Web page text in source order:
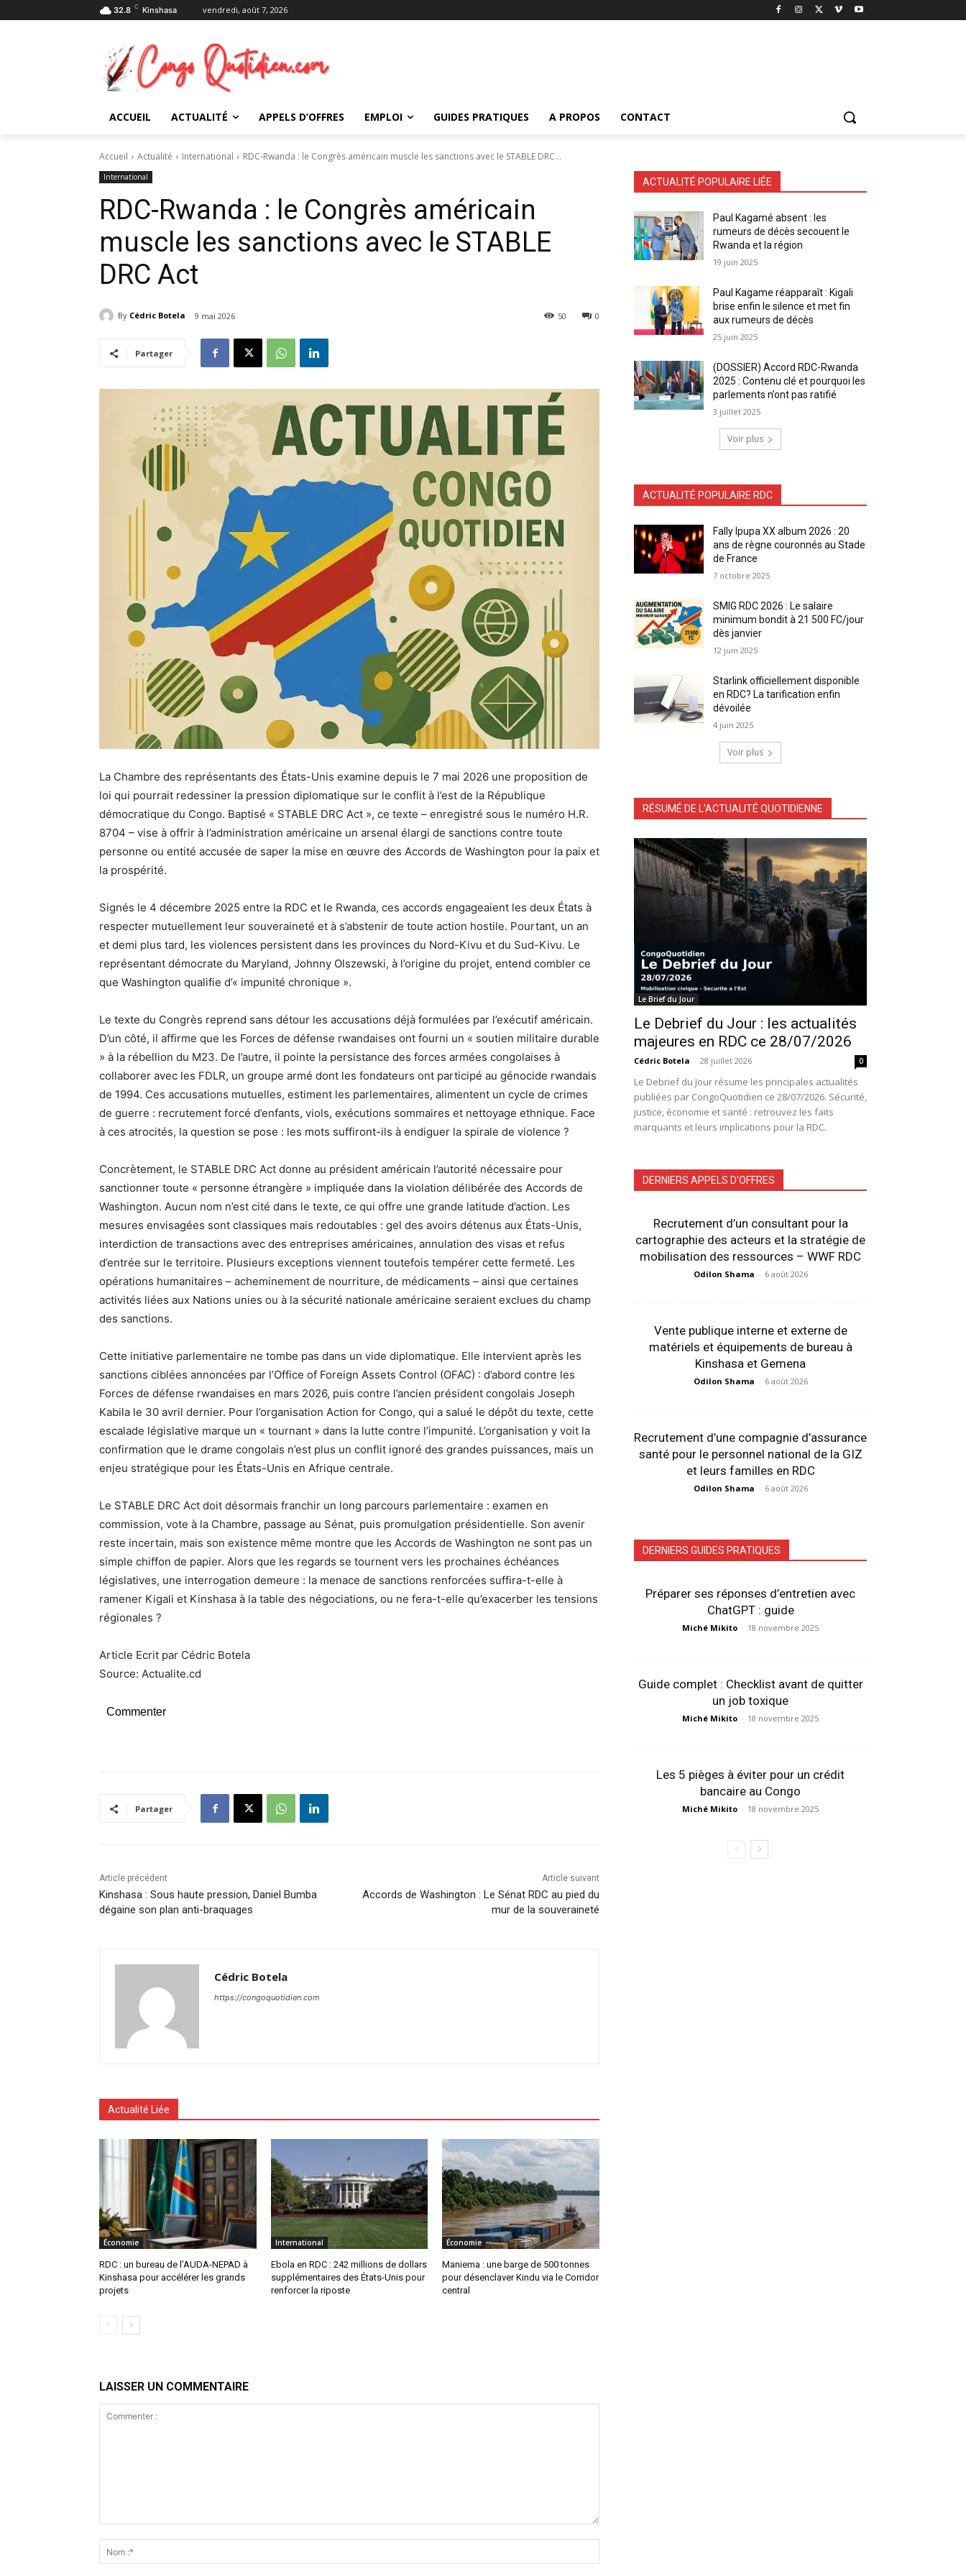
32.8 C Kinshasa vendredi, août 7, 2026
ACCUEIL ACTUALITÉ APPELS D’OFFRES EMPLOI GUIDES PRATIQUES A PROPOS CONTACT
Accueil Actualité International RDC-Rwanda : le Congrès américain muscle les sanctions avec le STABLE DRC...
International
RDC-Rwanda : le Congrès américain
muscle les sanctions avec le STABLE
DRC Act
By Cédric Botela 9 mai 2026 0
50
Partager
La Chambre des représentants des États-Unis examine depuis le 7 mai 2026 une proposition de
loi qui pourrait redessiner la pression diplomatique sur le conflit à l’est de la République
démocratique du Congo. Baptisé « STABLE DRC Act », ce texte – enregistré sous le numéro H.R.
8704 – vise à offrir à l’administration américaine un arsenal élargi de sanctions contre toute
personne ou entité accusée de saper la mise en œuvre des Accords de Washington pour la paix et
la prospérité.
Signés le 4 décembre 2025 entre la RDC et le Rwanda, ces accords engageaient les deux États à
respecter mutuellement leur souveraineté et à s’abstenir de toute action hostile. Pourtant, un an
et demi plus tard, les violences persistent dans les provinces du Nord-Kivu et du Sud-Kivu. Le
représentant démocrate du Maryland, Johnny Olszewski, à l’origine du projet, entend combler ce
que Washington qualifie d’« impunité chronique ».
Le texte du Congrès reprend sans détour les accusations déjà formulées par l’exécutif américain.
D’un côté, il affirme que les Forces de défense rwandaises ont fourni un « soutien militaire durable
» à la rébellion du M23. De l’autre, il pointe la persistance des forces armées congolaises à
collaborer avec les FDLR, un groupe armé dont les fondateurs ont participé au génocide rwandais
de 1994. Ces accusations mutuelles, estiment les parlementaires, alimentent un cycle de crimes
de guerre : recrutement forcé d’enfants, viols, exécutions sommaires et nettoyage ethnique. Face
à ces atrocités, la question se pose : les mots suffiront-ils à endiguer la spirale de violence ?
Concrètement, le STABLE DRC Act donne au président américain l’autorité nécessaire pour
sanctionner toute « personne étrangère » impliquée dans la violation délibérée des Accords de
Washington. Aucun nom n’est cité dans le texte, ce qui offre une grande latitude d’action. Les
mesures envisagées sont classiques mais redoutables : gel des avoirs détenus aux États-Unis,
interdiction de transactions avec des entreprises américaines, annulation des visas et refus
d’entrée sur le territoire. Plusieurs exceptions viennent toutefois tempérer cette fermeté. Les
opérations humanitaires – acheminement de nourriture, de médicaments – ainsi que certaines
activités liées aux Nations unies ou à la sécurité nationale américaine seraient exclues du champ
des sanctions.
Cette initiative parlementaire ne tombe pas dans un vide diplomatique. Elle intervient après les
sanctions ciblées annoncées par l’Office of Foreign Assets Control (OFAC) : d’abord contre les
Forces de défense rwandaises en mars 2026, puis contre l’ancien président congolais Joseph
Kabila le 30 avril dernier. Pour l’organisation Action for Congo, qui a salué le dépôt du texte, cette
escalade législative marque un « tournant » dans la lutte contre l’impunité. L’organisation y voit la
confirmation que le drame congolais n’est plus un conflit ignoré des grandes puissances, mais un
enjeu stratégique pour les États-Unis en Afrique centrale.
Le STABLE DRC Act doit désormais franchir un long parcours parlementaire : examen en
commission, vote à la Chambre, passage au Sénat, puis promulgation présidentielle. Son avenir
reste incertain, mais son existence même montre que les Accords de Washington ne sont pas un
simple chiffon de papier. Alors que les regards se tournent vers les prochaines échéances
législatives, une interrogation demeure : la menace de sanctions renforcées suffira-t-elle à
ramener Kigali et Kinshasa à la table des négociations, ou ne fera-t-elle qu’exacerber les tensions
régionales ?
Article Ecrit par Cédric Botela
Source: Actualite.cd
Commenter
Partager
Article précédent
Kinshasa : Sous haute pression, Daniel Bumba
dégaine son plan anti-braquages
Article suivant
Accords de Washington : Le Sénat RDC au pied du
mur de la souveraineté
Cédric Botela
https://congoquotidien.com
Actualité Liée
Économie
RDC : un bureau de l’AUDA-NEPAD à
Kinshasa pour accélérer les grands
projets
International
Ebola en RDC : 242 millions de dollars
supplémentaires des États-Unis pour
renforcer la riposte
Économie
Maniema : une barge de 500 tonnes
pour désenclaver Kindu via le Corridor
central
LAISSER UN COMMENTAIRE
:*
ACTUALITÉ POPULAIRE LIÉE
Paul Kagamé absent : les
rumeurs de décès secouent le
Rwanda et la région
19 juin 2025
Paul Kagame réapparaît : Kigali
brise enfin le silence et met fin
aux rumeurs de décès
25 juin 2025
(DOSSIER) Accord RDC-Rwanda
2025 : Contenu clé et pourquoi les
parlements n’ont pas ratifié
3 juillet 2025
Voir plus
ACTUALITÉ POPULAIRE RDC
Fally Ipupa XX album 2026 : 20
ans de règne couronnés au Stade
de France
7 octobre 2025
SMIG RDC 2026 : Le salaire
minimum bondit à 21 500 FC/jour
dès janvier
12 juin 2025
Starlink officiellement disponible
en RDC? La tarification enfin
dévoilée
4 juin 2025
Voir plus
RÉSUMÉ DE L'ACTUALITÉ QUOTIDIENNE
Le Brief du Jour
Le Debrief du Jour : les actualités
majeures en RDC ce 28/07/2026
Cédric Botela - 28 juillet 2026 0
Le Debrief du Jour résume les principales actualités
publiées par CongoQuotidien ce 28/07/2026. Sécurité,
justice, économie et santé : retrouvez les faits
marquants et leurs implications pour la RDC.
DERNIERS APPELS D'OFFRES
Recrutement d’un consultant pour la
cartographie des acteurs et la stratégie de
mobilisation des ressources – WWF RDC
Odilon Shama - 6 août 2026
Vente publique interne et externe de
matériels et équipements de bureau à
Kinshasa et Gemena
Odilon Shama - 6 août 2026
Recrutement d’une compagnie d’assurance
santé pour le personnel national de la GIZ
et leurs familles en RDC
Odilon Shama - 6 août 2026
DERNIERS GUIDES PRATIQUES
Préparer ses réponses d’entretien avec
ChatGPT : guide
Miché Mikito - 18 novembre 2025
Guide complet : Checklist avant de quitter
un job toxique
Miché Mikito - 18 novembre 2025
Les 5 pièges à éviter pour un crédit
bancaire au Congo
Miché Mikito - 18 novembre 2025